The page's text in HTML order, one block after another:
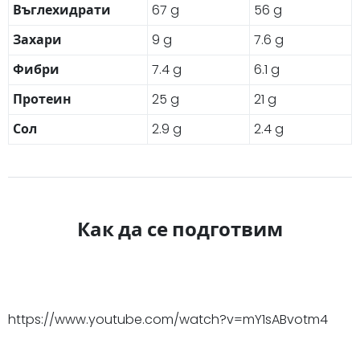
Въглехидрати 67 g
56 g
Захари
9 g
7.6 g
Фибри
7.4 g
6.1 g
Протеин
25 g
21 g
Сол
2.9 g 2.4 g
Как да се подготвим
https://www.youtube.com/watch?v=mY1sABvotm4